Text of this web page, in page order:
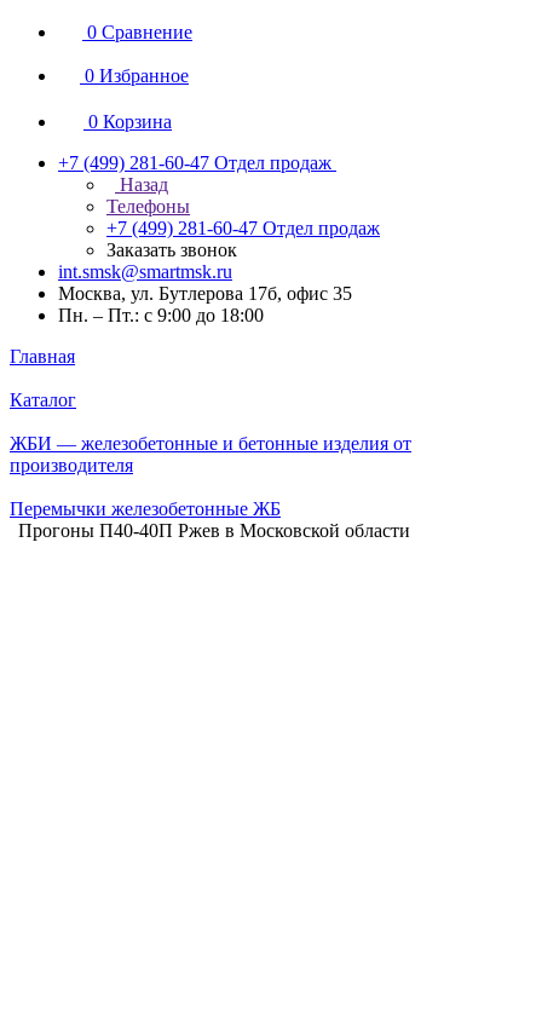
0 Сравнение
0 Избранное
0 Корзина
+7 (499) 281-60-47 Отдел продаж
Назад
Телефоны
+7 (499) 281-60-47 Отдел продаж
Заказать звонок
int.smsk@smartmsk.ru
Москва, ул. Бутлерова 17б, офис 35
Пн. – Пт.: с 9:00 до 18:00
Главная
Каталог
ЖБИ — железобетонные и бетонные изделия от
производителя
Перемычки железобетонные ЖБ
Прогоны П40-40П Ржев в Московской области